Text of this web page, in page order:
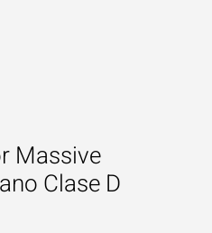
Massive
Clase D